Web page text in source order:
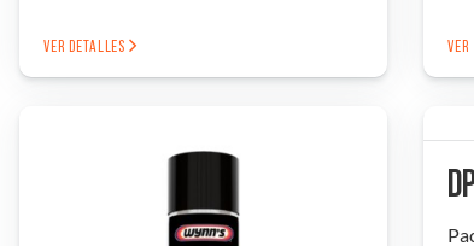
VER DETALLES